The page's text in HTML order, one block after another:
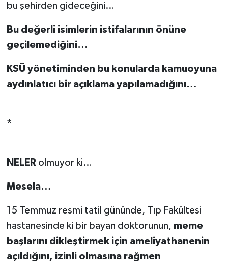
bu şehirden gideceğini…
Bu değerli isimlerin istifalarının önüne
geçilemediğini…
KSÜ yönetiminden bu konularda kamuoyuna
aydınlatıcı bir açıklama yapılamadığını…
*
NELERolmuyor ki…
Mesela…
15 Temmuz resmi tatil gününde, Tıp Fakültesi
hastanesinde ki bir bayan doktorunun, meme
başlarını dikleştirmek için ameliyathanenin
açıldığını, izinli olmasına rağmen